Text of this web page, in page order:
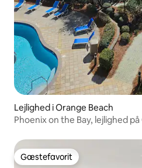
Lejlighed i Orange Beach
Phoenix on the Bay, lejlighed
Gæstefavorit
Gæstefavorit